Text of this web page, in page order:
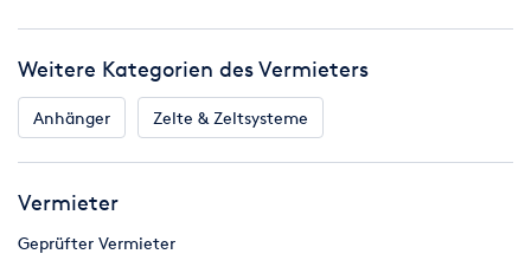
Weitere Kategorien des Vermieters
Anhänger Zelte & Zeltsysteme
Vermieter
Geprüfter Vermieter